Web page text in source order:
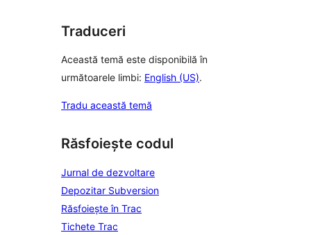
Traduceri
Această temă este disponibilă în
următoarele limbi: English (US).
Tradu această temă
Răsfoiește codul
Jurnal de dezvoltare
Depozitar Subversion
Răsfoiește în Trac
Tichete Trac